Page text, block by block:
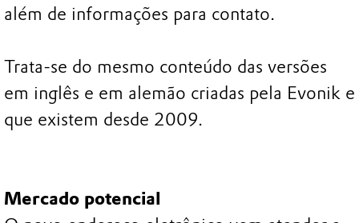
além de informações para contato.
Trata-se do mesmo conteúdo das versões
em inglês e em alemão criadas pela Evonik e
que existem desde 2009.
Mercado potencial